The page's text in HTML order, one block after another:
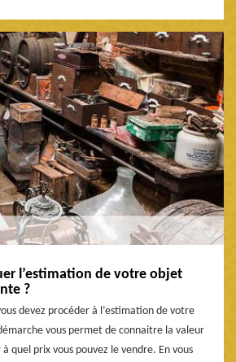
l’estimation de votre objet
?
devez procéder à l’estimation de votre
vous permet de connaitre la valeur
quel prix vous pouvez le vendre. En vous